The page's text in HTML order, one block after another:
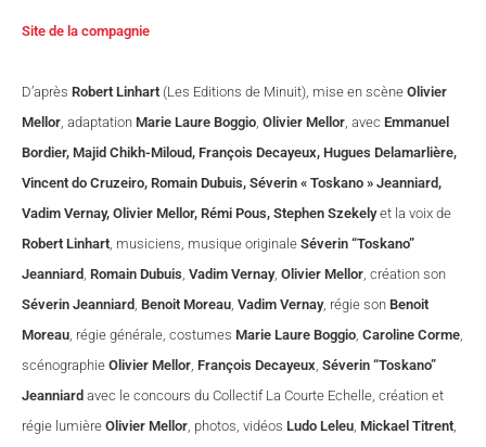
Site de la compagnie
D’après Robert Linhart (Les Editions de Minuit), mise en scène Olivier
Mellor, adaptation Marie Laure Boggio, Olivier Mellor, avec Emmanuel
Bordier, Majid Chikh-Miloud, François Decayeux, Hugues Delamarlière,
Vincent do Cruzeiro, Romain Dubuis, Séverin « Toskano » Jeanniard,
Vadim Vernay, Olivier Mellor, Rémi Pous, Stephen Szekelyet la voix de
Robert Linhart, musiciens, musique originale Séverin “Toskano”
Jeanniard , Romain Dubuis, Vadim Vernay, Olivier Mellor, création son
Séverin Jeanniard , Benoit Moreau, Vadim Vernay, régie son Benoit
Moreau, régie générale, costumes Marie Laure Boggio, Caroline Corme,
scénographie Olivier Mellor, François Decayeux, Séverin “Toskano”
Jeanniard avec le concours du Collectif La Courte Echelle, création et
régie lumière Olivier Mellor, photos, vidéos Ludo Leleu, Mickael Titrent,